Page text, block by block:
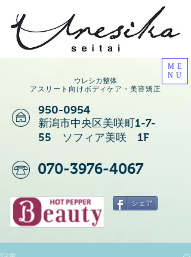
ウレシカ整体
アスリート向けボディケア・美容矯正
ME
NU
950-0954
新潟市中央区美咲町1-7-
55 ソフィア美咲 1F
070-3976-4067
シェア